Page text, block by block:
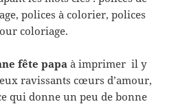
polices à colorier, polices
coloriage.
fête papa à imprimer il y
ravissants cœurs d’amour,
qui donne un peu de bonne